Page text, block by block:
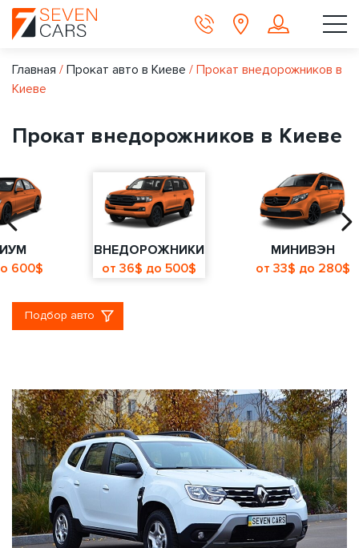
Главная / Прокат авто в Киеве / Прокат внедорожников в
Киеве
Прокат внедорожников в Киеве
600$
ВНЕДОРОЖНИКИ
от 36$ до 500$
МИНИВЭН
от 33$ до 280$
Подбор авто